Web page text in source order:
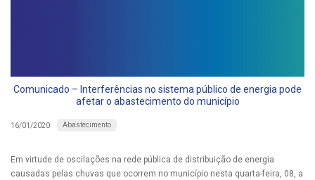
Comunicado – Interferências no sistema público de energia pode
afetar o abastecimento do município
16/01/2020 Abastecimento
Em virtude de oscilações na rede pública de distribuição de energia
causadas pelas chuvas que ocorrem no município nesta quarta-feira, 08, a